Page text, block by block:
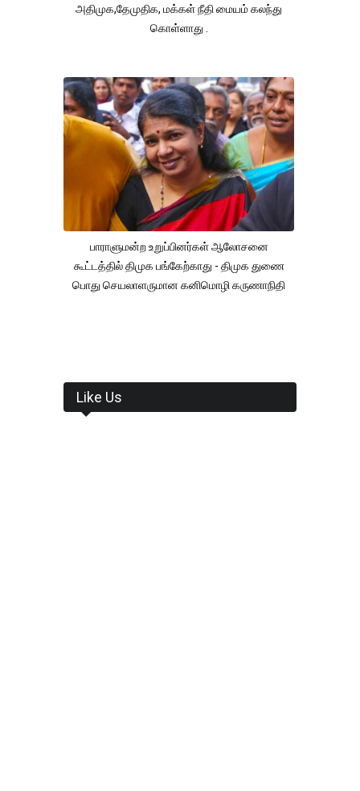
அதிமுக,தேமுதிக, மக்கள் நீதி மையம் கலந்து
கொள்ளாது .
பாராளுமன்ற உறுப்பினர்கள் ஆலோசனை
கூட்டத்தில் திமுக பங்கேற்காது - திமுக துணை
பொது செயலாளருமான கனிமொழி கருணாநிதி
Like Us